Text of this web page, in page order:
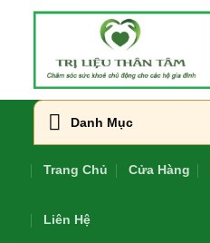
Danh Mục
Trang Chủ Cửa Hàng
Liên Hệ